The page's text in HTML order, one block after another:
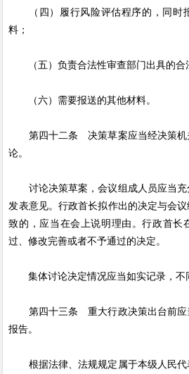
（四）履行风险评估程序的，同时
料；
（五）负责合法性审查部门出具的合
（六）需要报送的其他材料。
第四十二条 决策草案应当经决策机
论。
讨论决策草案，会议组成人员应当充
发表意见。行政首长拟作出的决定与会
致的，应当在会上说明理由。行政首长
过、修改完善或者不予通过的决定。
集体讨论决定情况应当如实记录，不
第四十三条 重大行政决策出台前应
报告。
根据法律、法规规定属于本级人民代